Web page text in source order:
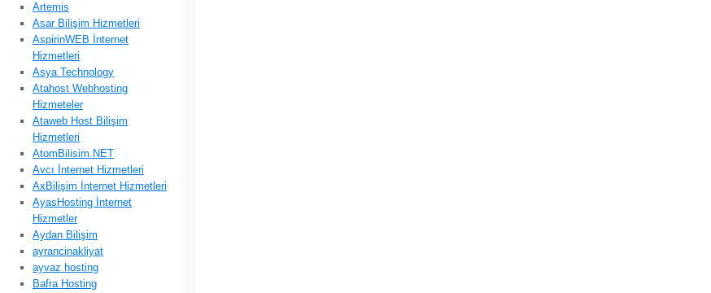
Artemis
Asar Bilişim Hizmetleri
AspirinWEB İnternet
Hizmetleri
Asya Technology
Atahost Webhosting
Hizmeteler
Ataweb Host Bilişim
Hizmetleri
AtomBilisim.NET
Avcı İnternet Hizmetleri
AxBilişim İnternet Hizmetleri
AyasHosting İnternet
Hizmetler
Aydan Bilişim
ayrancinakliyat
ayvaz hosting
Bafra Hosting